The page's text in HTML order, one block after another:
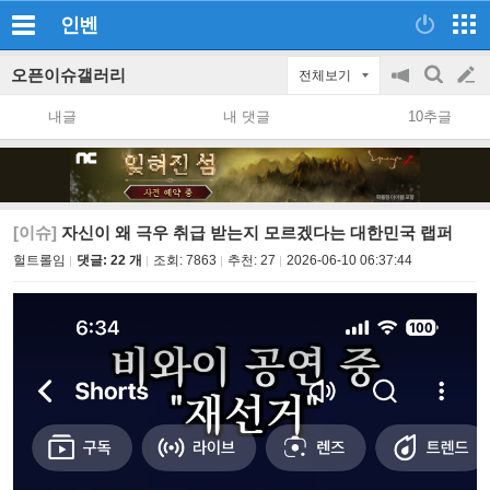
인벤
오픈이슈갤러리 전체보기
공
지
on/off
검
색
글
쓰
내글 내 댓글 10추글
[이슈] 자신이 왜 극우 취급 받는지 모르겠다는 대한민국 랩퍼
헐트롤임 댓글: 22 개 조회: 7863 추천: 27 2026-06-10 06:37:44